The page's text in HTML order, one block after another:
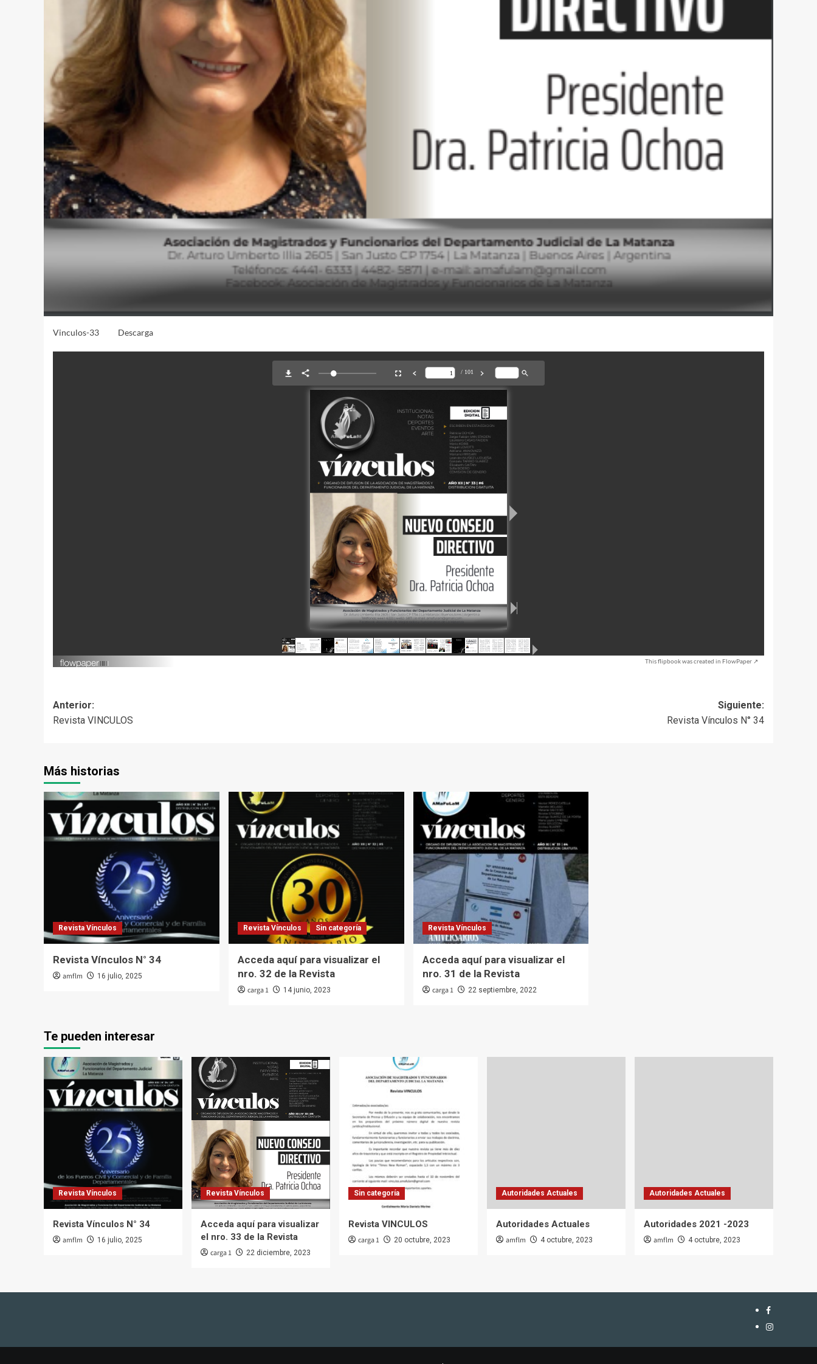
Vinculos-33 Descarga
This flipbook was created in FlowPaper ↗
Navegación
de
Anterior:
Revista VINCULOS
Siguiente:
Revista Vínculos N° 34
Más historias
Revista Vínculos
Revista Vínculos N° 34
amflm 16 julio, 2025
Revista Vínculos Sin categoría
Acceda aquí para visualizar el
nro. 32 de la Revista
carga 1 14 junio, 2023
Revista Vínculos
Acceda aquí para visualizar el
nro. 31 de la Revista
carga 1 22 septiembre, 2022
Te pueden interesar
Revista Vínculos
Revista Vínculos N° 34
amflm 16 julio, 2025
Revista Vínculos
Acceda aquí para visualizar
el nro. 33 de la Revista
carga 1 22 diciembre, 2023
Sin categoría
Revista VINCULOS
carga 1 20 octubre, 2023
Autoridades Actuales
Autoridades Actuales
amflm 4 octubre, 2023
Autoridades Actuales
Autoridades 2021 -2023
amflm 4 octubre, 2023
Facebook
Instagram